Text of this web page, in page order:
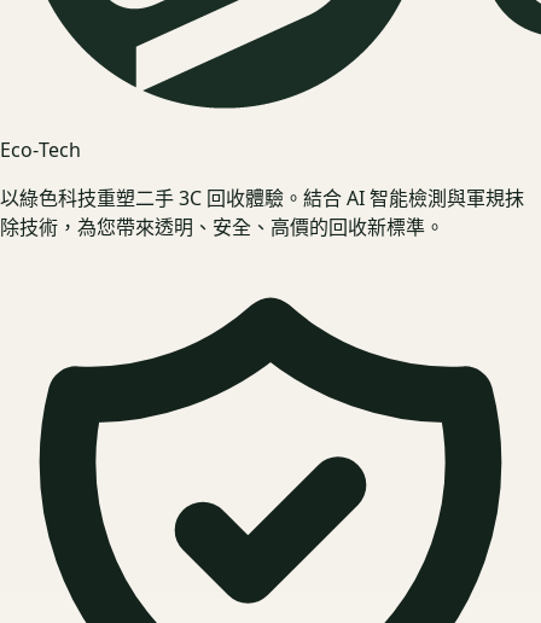
Eco‑Tech
以綠色科技重塑二手 3C 回收體驗。結合 AI 智能檢測與軍規抹
除技術，為您帶來透明、安全、高價的回收新標準。